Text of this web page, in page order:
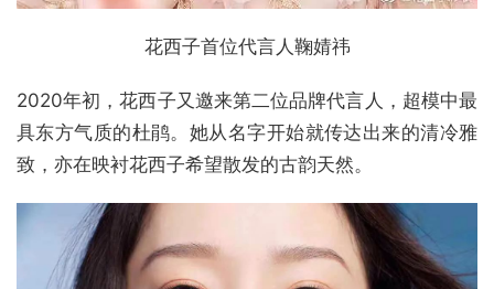
花西子首位代言人鞠婧祎
2020年初，花西子又邀来第二位品牌代言人，超模中最
具东方气质的杜鹃。她从名字开始就传达出来的清冷雅
致，亦在映衬花西子希望散发的古韵天然。